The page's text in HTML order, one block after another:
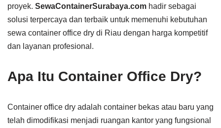
proyek. SewaContainerSurabaya.com hadir sebagai
solusi terpercaya dan terbaik untuk memenuhi kebutuhan
sewa container office dry di Riau dengan harga kompetitif
dan layanan profesional.
Apa Itu Container Office Dry?
Container office dry adalah container bekas atau baru yang
telah dimodifikasi menjadi ruangan kantor yang fungsional